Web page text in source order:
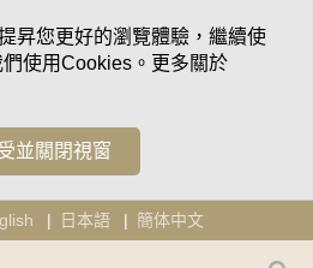
昇您更好的瀏覽體驗，繼續使
使用Cookies。更多關於
並關閉視窗
日本語 簡体中文